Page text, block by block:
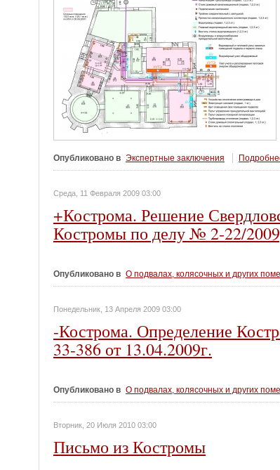
Опубликовано в Экспертные заключения
Среда, 11 Февраля 2009 03:00
+Кострома. Решение
Костромы по делу № 2-22/
Опубликовано в О подвалах, колясочных и других
Понедельник, 13 Апреля 2009 03:00
-Кострома. Определение
33-386 от 13.04.2009г.
Опубликовано в О подвалах, колясочных и других
Вторник, 20 Июля 2010 03:00
Письмо из Костромы